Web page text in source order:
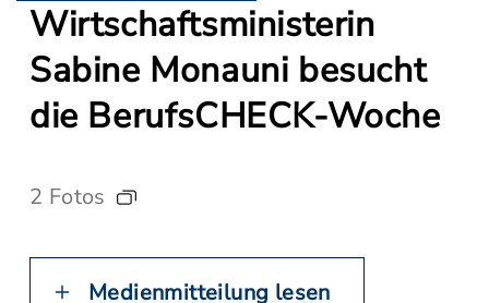
Wirtschaftsministerin
Sabine Monauni besucht
die BerufsCHECK-Woche
2 Fotos
Medienmitteilung lesen